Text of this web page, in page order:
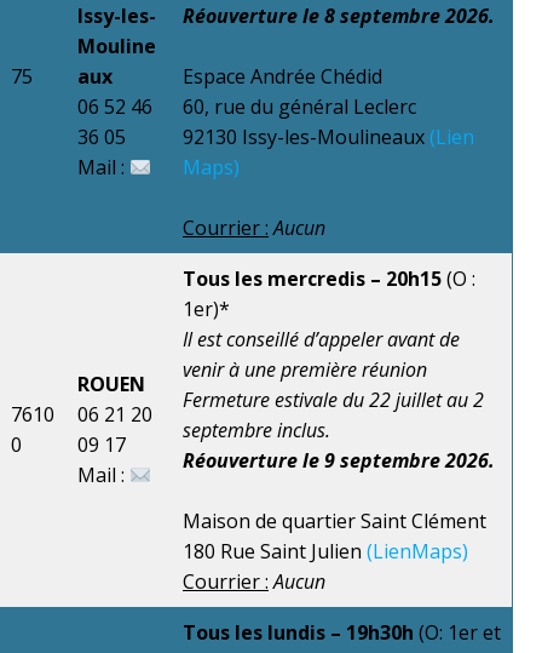
75
Issy-les-
Mouline
aux
06 52 46
36 05
Mail :
Réouverturele 8 septembre 2026.
Espace Andrée Chédid
60, rue du général Leclerc
92130 Issy-les-Moulineaux (Lien
Maps)
Courrier : Aucun
7610
0
ROUEN
06 21 20
09 17
Mail :
Tous les mercredis – 20h15(O :
1er)*
Il est conseillé d’appeler avant de
venir à une première réunion
Fermeture estivale du 22 juillet au 2
septembre inclus.
Réouverturele 9 septembre 2026.
Maison de quartier Saint Clément
180 Rue Saint Julien (LienMaps)
Courrier : Aucun
Tous les lundis – 19h30h (O: 1er et